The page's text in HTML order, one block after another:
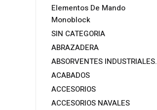
Elementos De Mando
Monoblock
SIN CATEGORIA
ABRAZADERA
ABSORVENTES INDUSTRIALES.
ACABADOS
ACCESORIOS
ACCESORIOS NAVALES